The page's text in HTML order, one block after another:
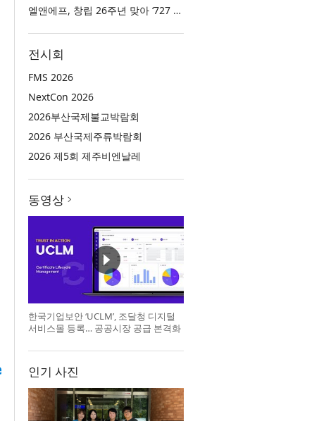
엘앤에프, 창립 26주년 맞아 ‘727 희망박스’ 나눔 캠페인 진행… 임직원과 함께 대구 지역사회 상생 실천
전시회
FMS 2026
NextCon 2026
2026부산국제불교박람회
2026 부산국제주류박람회
2026 제5회 제주비엔날레
동영상
한국기업보안 ‘UCLM’, 조달청 디지털
서비스몰 등록… 공공시장 공급 본격화
인기 사진